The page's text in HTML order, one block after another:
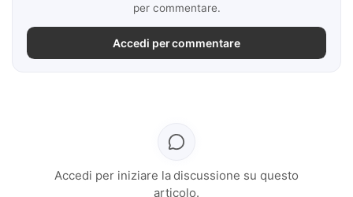
per commentare.
Accedi per commentare
Accedi per iniziare la discussione su questo
articolo.